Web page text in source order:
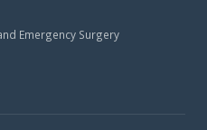
Emergency Surgery